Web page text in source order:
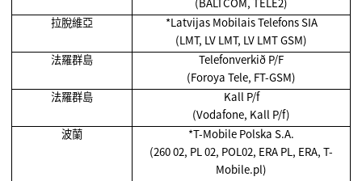
拉脫維亞
*Latvijas Mobilais Telefons SIA
(LMT, LV LMT, LV LMT GSM)
法羅群島
Telefonverkið P/F
(Foroya Tele, FT-GSM)
法羅群島
Kall P/f
(Vodafone, Kall P/f)
波蘭
*T-Mobile Polska S.A.
(260 02, PL 02, POL02, ERA PL, ERA, T-
Mobile.pl)